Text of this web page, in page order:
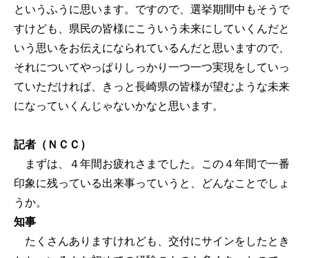
というふうに思います。ですので、選挙期間中もそうで
すけども、県民の皆様にこういう未来にしていくんだと
いう思いをお伝えになられているんだと思いますので、
それについてやっぱりしっかり一つ一つ実現をしていっ
ていただければ、きっと長崎県の皆様が望むような未来
になっていくんじゃないかなと思います。
記者（ＮＣＣ）
まずは、４年間お疲れさまでした。この４年間で一番
印象に残っている出来事っていうと、どんなことでしょ
うか。
知事
たくさんありますけれども、交付にサインをしたとき